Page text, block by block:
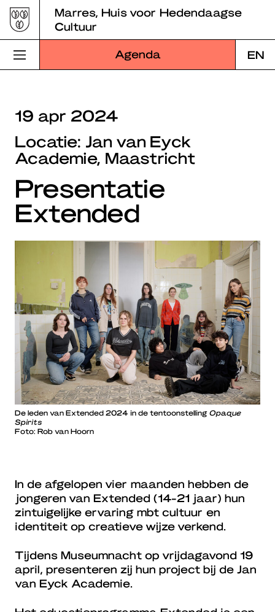
Skip
to
content
Marres, Huis voor Hedendaagse
Cultuur
Agenda EN
Programma
Educatie
Over Marres
Marres Kitchen
Shop
Zoek
19 apr 2024
Locatie: Jan van Eyck
Academie, Maastricht
Presentatie
Extended
De leden van Extended 2024 in de tentoonstelling Opaque
Spirits
Foto: Rob van Hoorn
In de afgelopen vier maanden hebben de
jongeren van Extended (14-21 jaar) hun
zintuigelijke ervaring mbt cultuur en
identiteit op creatieve wijze verkend.
Tijdens Museumnacht op vrijdagavond 19
april, presenteren zij hun project bij de Jan
van Eyck Academie.